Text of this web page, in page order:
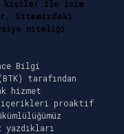
kişiler ile isim
Sitemizdeki
niteliği
Bilgi
tarafından
hizmet
içerikleri proaktif
yazdıkları